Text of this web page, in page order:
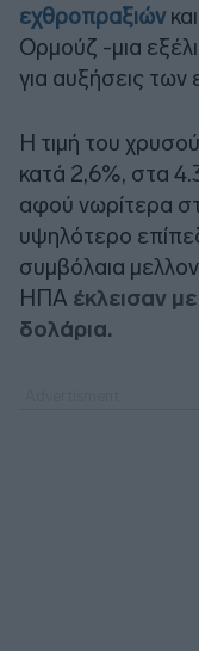
εχθροπραξιών
Ορμούζ -μια
για αυξήσεις των
Η τιμή του
κατά 2,6%, στα
αφού νωρίτερα
υψηλότερο
συμβόλαια
ΗΠΑ έκλεισαν
δολάρια.